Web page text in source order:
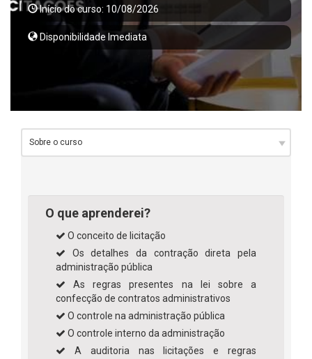
Início do curso: 10/08/2026
Disponibilidade Imediata
O que aprenderei?
O conceito de licitação
Os detalhes da contração direta pela
administração pública
As regras presentes na lei sobre a
confecção de contratos administrativos
O controle na administração pública
O controle interno da administração
A auditoria nas licitações e regras